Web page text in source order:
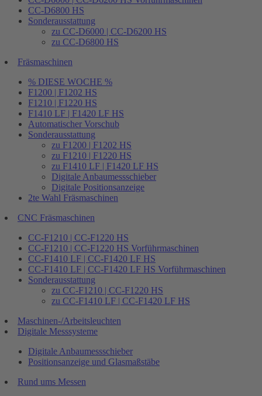
CC-D6800 HS
Sonderausstattung
zu CC-D6000 | CC-D6200 HS
zu CC-D6800 HS
Fräsmaschinen
% DIESE WOCHE %
F1200 | F1202 HS
F1210 | F1220 HS
F1410 LF | F1420 LF HS
Automatischer Vorschub
Sonderausstattung
zu F1200 | F1202 HS
zu F1210 | F1220 HS
zu F1410 LF | F1420 LF HS
Digitale Anbaumessschieber
Digitale Positionsanzeige
2te Wahl Fräsmaschinen
CNC Fräsmaschinen
CC-F1210 | CC-F1220 HS
CC-F1210 | CC-F1220 HS Vorführmaschinen
CC-F1410 LF | CC-F1420 LF HS
CC-F1410 LF | CC-F1420 LF HS Vorführmaschinen
Sonderausstattung
zu CC-F1210 | CC-F1220 HS
zu CC-F1410 LF | CC-F1420 LF HS
Maschinen-/Arbeitsleuchten
Digitale Messsysteme
Digitale Anbaumessschieber
Positionsanzeige und Glasmaßstäbe
Rund ums Messen